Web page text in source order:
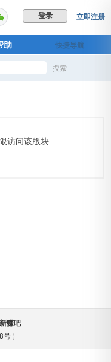
登录 立即注册
快捷导航
助
Plus权益
搜索
访问该版块
新赚吧
号)